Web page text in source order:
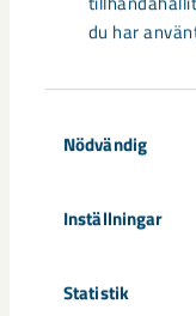
du har
Nödvändig
Inställningar
Statistik
Taggar
Relaterat